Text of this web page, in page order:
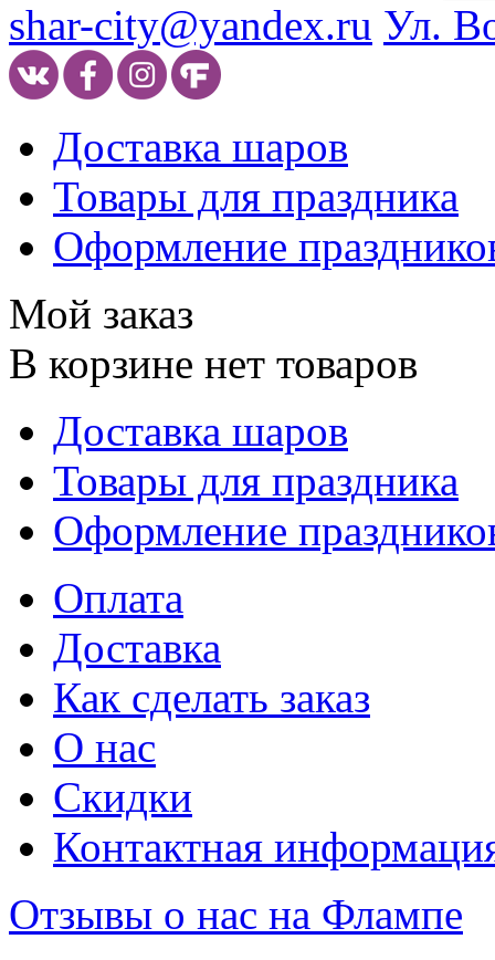
shar-city@yandex.ru Ул.
Доставка шаров
Товары для праздника
Оформление
Мой заказ
В корзине нет товаров
Доставка шаров
Товары для праздника
Оформление
Оплата
Доставка
Как сделать заказ
О нас
Скидки
Контактная
Отзывы о нас на Флампе